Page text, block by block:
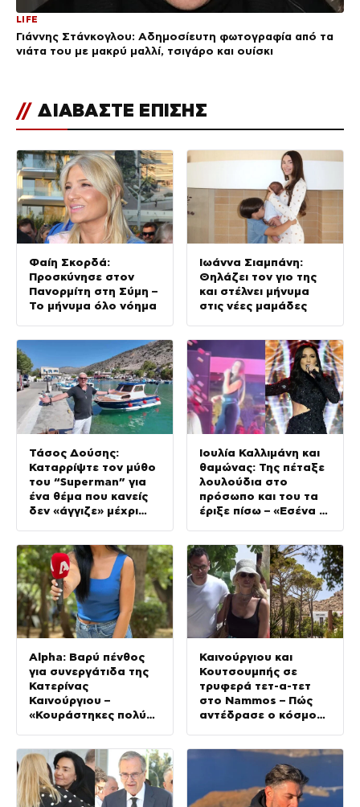
LIFE
Γιάννης Στάνκογλου: Αδημοσίευτη φωτογραφία από τα
νιάτα του με μακρύ μαλλί, τσιγάρο και ουίσκι
// ΔΙΑΒΑΣΤΕ ΕΠΙΣΗΣ
Φαίη Σκορδά:
Προσκύνησε στον
Πανορμίτη στη Σύμη –
Το μήνυμα όλο νόημα
Ιωάννα Σιαμπάνη:
Θηλάζει τον γιο της
και στέλνει μήνυμα
στις νέες μαμάδες
Τάσος Δούσης:
Καταρρίψτε τον μύθο
του “Superman” για
ένα θέμα που κανείς
δεν «άγγιζε» μέχρι
Ιουλία Καλλιμάνη και
θαμώνας: Της πέταξε
λουλούδια στο
πρόσωπο και του τα
έριξε πίσω – «Εσένα σ’
Alpha: Βαρύ πένθος
για συνεργάτιδα της
Κατερίνας
Καινούργιου –
«Κουράστηκες πολύ…
Καινούργιου και
Κουτσουμπής σε
τρυφερά τετ-α-τετ
στο Nammos – Πώς
αντέδρασε ο κόσμος